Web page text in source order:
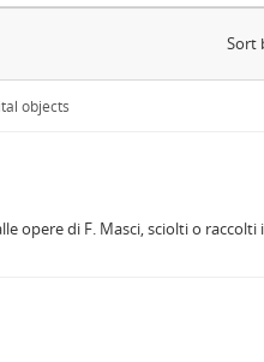
Sort
objects
di F. Masci, sciolti o raccolti